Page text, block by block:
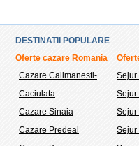
DESTINATII POPULARE
Oferte cazare Romania
Cazare Calimanesti-
Caciulata
Cazare Sinaia
Cazare Predeal
Sejur
Sejur
Sejur
Sejur